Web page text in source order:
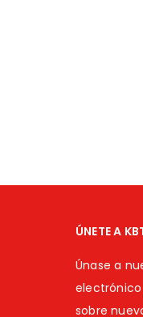
ÚNETE A
Únase a
sobre